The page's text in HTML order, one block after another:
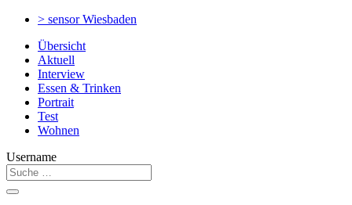
> sensorWiesbaden
Übersicht
Aktuell
Interview
Essen & Trinken
Portrait
Test
Wohnen
Username